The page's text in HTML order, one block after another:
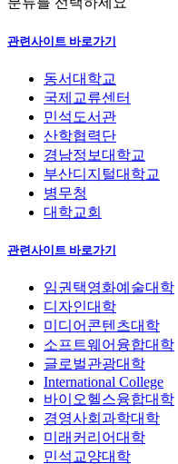
관련사이트 바로가기
동서대학교
국제교류센터
민석도서관
산학협력단
경남정보대학교
부산디지털대학교
병무청
대학교회
관련사이트 바로가기
임권택영화예술대학
디자인대학
미디어콘텐츠대학
소프트웨어융합대학
글로벌관광대학
International College
바이오헬스융합대학
경영사회과학대학
미래커리어대학
민석교양대학